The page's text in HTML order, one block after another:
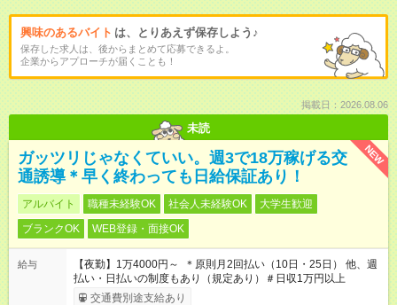
興味のあるバイト は、とりあえず保存しよう♪
保存した求人は、後からまとめて応募できるよ。
企業からアプローチが届くことも！
掲載日：2026.08.06
未読
NEW
ガッツリじゃなくていい。週3で18万稼げる交
通誘導＊早く終わっても日給保証あり！
アルバイト 職種未経験OK 社会人未経験OK
大学生歓迎
ブランクOK
WEB登録・面接OK
給与
【夜勤】1万4000円～ ＊原則月2回払い（10日・25日） 他、週
払い・日払いの制度もあり（規定あり）＃日収1万円以上
交通費別途支給あり